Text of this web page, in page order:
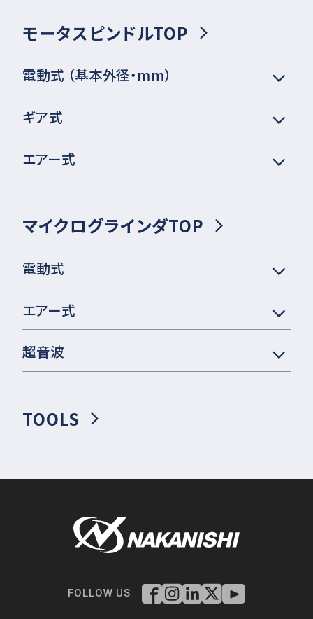
モータスピンドルTOP
電動式 （基本外径・mm）
ギア式
エアー式
マイクログラインダTOP
電動式
エアー式
超音波
TOOLS
FOLLOW US